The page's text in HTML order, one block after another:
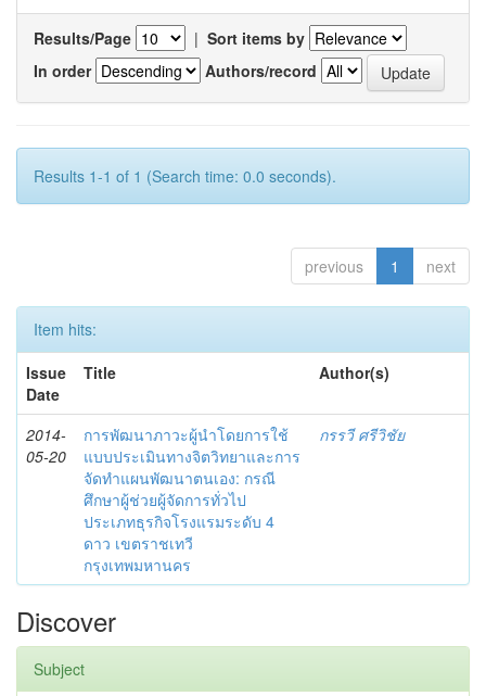
Results/Page | Sort items by
In order
Authors/record
Results 1-1 of 1 (Search time: 0.0 seconds).
previous 1 next
Item hits:
Issue
Date
Title Author(s)
2014-
05-20
การพัฒนาภาวะผู้นำโดยการใช้
แบบประเมินทางจิตวิทยาและการ
จัดทำแผนพัฒนาตนเอง: กรณี
ศึกษาผู้ช่วยผู้จัดการทั่วไป
ประเภทธุรกิจโรงแรมระดับ 4
ดาว เขตราชเทวี
กรุงเทพมหานคร
กรรวี ศรีวิชัย
Discover
Subject